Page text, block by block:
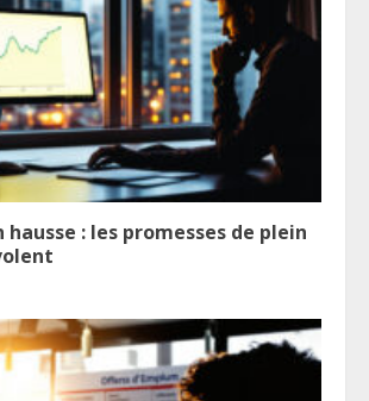
hausse : les promesses de plein